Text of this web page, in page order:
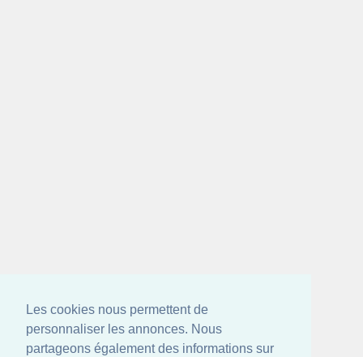
Les cookies nous permettent de
personnaliser les annonces. Nous
partageons également des informations sur